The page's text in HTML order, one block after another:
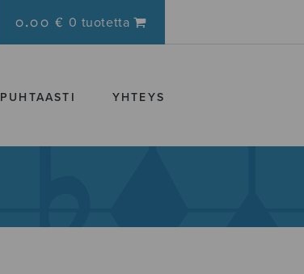
0.00 € 0 tuotetta
PUHTAASTI YHTEYS